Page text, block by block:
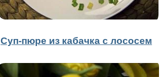
Суп-пюре из кабачка с лососем